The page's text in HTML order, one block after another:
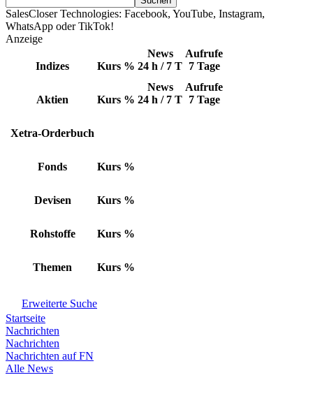
SalesCloser Technologies: Facebook, YouTube, Instagram,
WhatsApp oder TikTok!
Anzeige
Indizes Kurs %
News
24 h / 7 T
Aufrufe
7 Tage
Aktien Kurs %
News
24 h / 7 T
Aufrufe
7 Tage
Xetra-Orderbuch
Fonds Kurs %
Devisen Kurs %
Rohstoffe Kurs %
Themen Kurs %
Erweiterte Suche
Startseite
Nachrichten
Nachrichten
Nachrichten auf FN
Alle News